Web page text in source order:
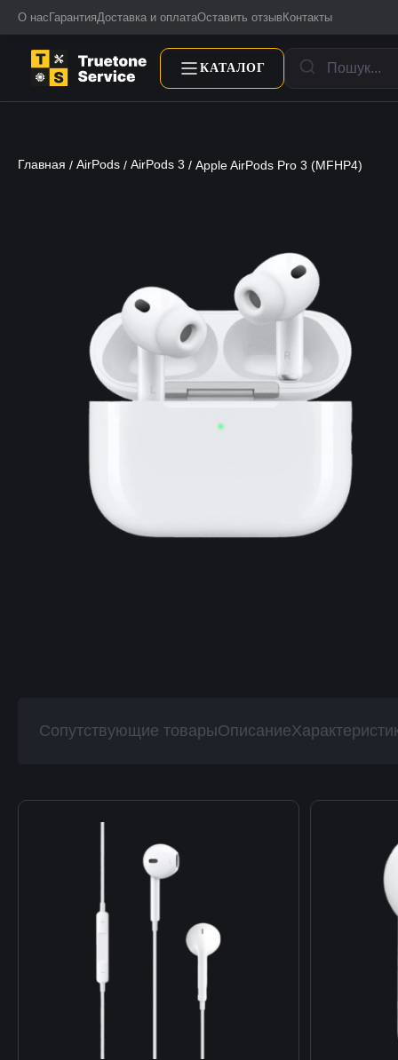
О нас ГарантияДоставка и оплатаОставить отзыв Контакты
КАТАЛОГ
Главная / AirPods / AirPods 3 / Apple AirPods Pro 3 (MFHP4)
Сопутствующие товарыОписание